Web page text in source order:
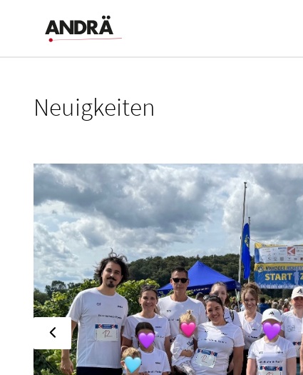
Neuigkeiten